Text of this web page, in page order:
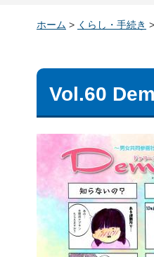
ホーム > くらし・手続き >
Vol.60